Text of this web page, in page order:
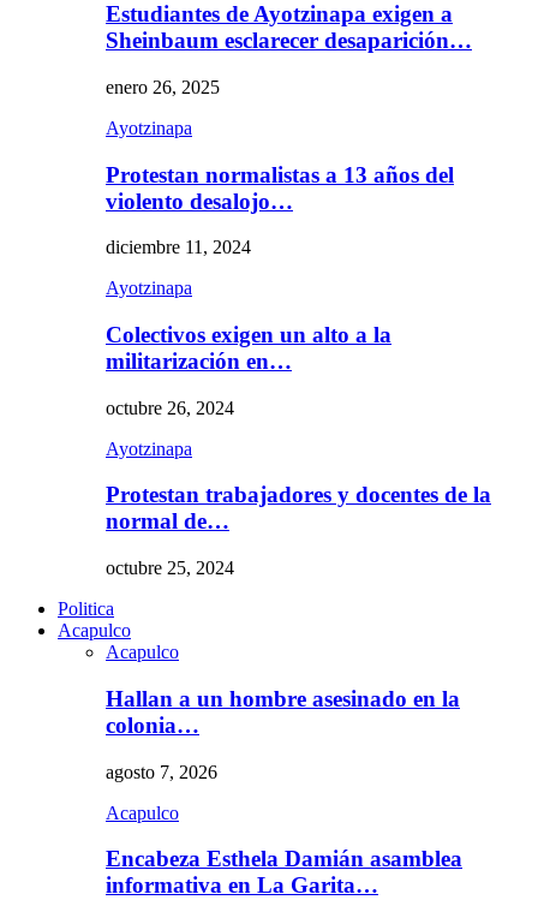
Estudiantes de Ayotzinapa exigen a
Sheinbaum esclarecer desaparición…
enero 26, 2025
Ayotzinapa
Protestan normalistas a 13 años del
violento desalojo…
diciembre 11, 2024
Ayotzinapa
Colectivos exigen un alto a la
militarización en…
octubre 26, 2024
Ayotzinapa
Protestan trabajadores y docentes de la
normal de…
octubre 25, 2024
Politica
Acapulco
Acapulco
Hallan a un hombre asesinado en la
colonia…
agosto 7, 2026
Acapulco
Encabeza Esthela Damián asamblea
informativa en La Garita…